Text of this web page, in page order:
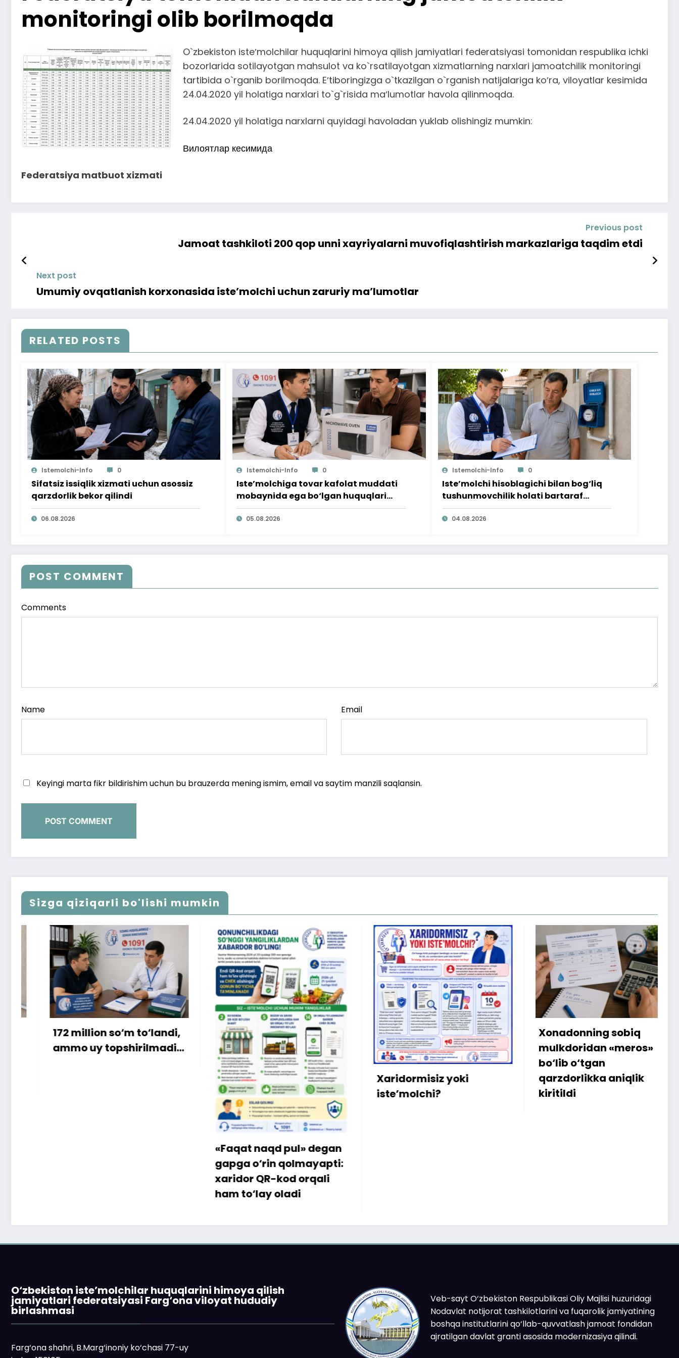
monitoringi olib borilmoqda
O`zbekiston isteʼmolchilar huquqlarini himoya qilish jamiyatlari federatsiyasi tomonidan respublika ichki
bozorlarida sotilayotgan mahsulot va ko`rsatilayotgan xizmatlarning narxlari jamoatchilik monitoringi
tartibida o`rganib borilmoqda. Eʼtiboringizga o`tkazilgan o`rganish natijalariga koʼra, viloyatlar kesimida
24.04.2020 yil holatiga narxlari to`g`risida maʼlumotlar havola qilinmoqda.
24.04.2020 yil holatiga narxlarni quyidagi havoladan yuklab olishingiz mumkin:
Вилоятлар кесимида
Federatsiya matbuot xizmati
Previous post
Jamoat tashkiloti 200 qop unni xayriyalarni muvofiqlashtirish markazlariga taqdim etdi
Next post
Umumiy ovqatlanish korxonasida iste’molchi uchun zaruriy ma’lumotlar
RELATED POSTS
Istemolchi-Info 0
Sifatsiz issiqlik xizmati uchun asossiz
qarzdorlik bekor qilindi
06.08.2026
Istemolchi-Info 0
Iste’molchiga tovar kafolat muddati
mobaynida ega bo‘lgan huquqlari
ta’minlab berildi
05.08.2026
Istemolchi-Info 0
Iste’molchi hisoblagichi bilan bog‘liq
tushunmovchilik holati bartaraf
qilindi
04.08.2026
POST COMMENT
Comments
Name Email
Keyingi marta fikr bildirishim uchun bu brauzerda mening ismim, email va saytim manzili saqlansin.
Sizga qiziqarli bo'lishi mumkin
172 million so‘m to‘landi,
ammo uy topshirilmadi…
«Faqat naqd pul» degan
gapga o‘rin qolmayapti:
xaridor QR-kod orqali
ham to‘lay oladi
Xaridormisiz yoki
iste’molchi?
Xonadonning sobiq
mulkdoridan «meros»
bo‘lib o‘tgan
qarzdorlikka aniqlik
O‘zbekiston iste’molchilar huquqlarini himoya qilish
jamiyatlari federatsiyasi Farg‘ona viloyat hududiy
birlashmasi
Farg‘ona shahri, B.Marg‘inoniy ko‘chasi 77-uy
Veb-sayt O‘zbekiston Respublikasi Oliy Majlisi huzuridagi
Nodavlat notijorat tashkilotlarini va fuqarolik jamiyatining
boshqa institutlarini qo‘llab-quvvatlash jamoat fondidan
ajratilgan davlat granti asosida modernizasiya qilindi.